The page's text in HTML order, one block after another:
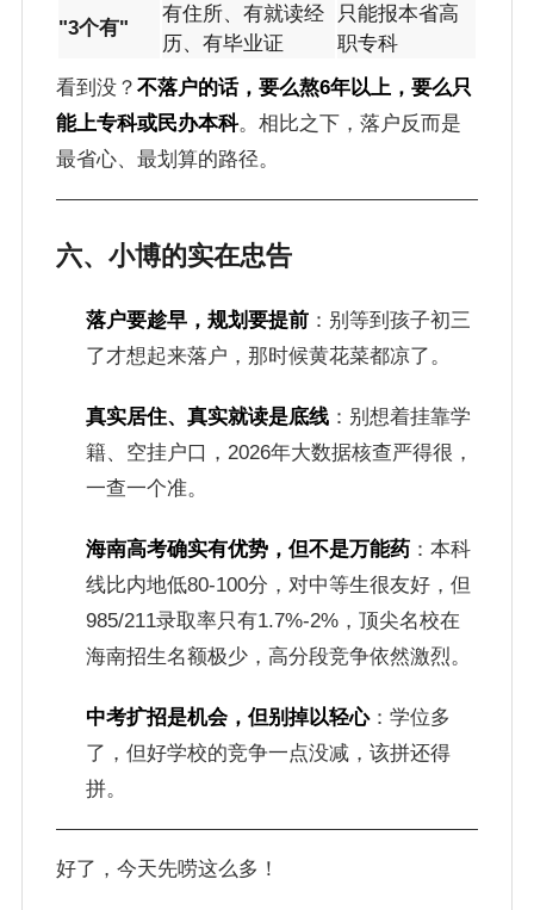
"3个有"
有住所、有就读经
历、有毕业证
只能报本省高
职专科
看到没？ 不落户的话，要么熬6年以上，要么只
能上专科或民办本科。相比之下，落户反而是
最省心、最划算的路径。
六、小博的实在忠告
落户要趁早，规划要提前：别等到孩子初三
了才想起来落户，那时候黄花菜都凉了。
真实居住、真实就读是底线：别想着挂靠学
籍、空挂户口，2026年大数据核查严得很，
一查一个准。
海南高考确实有优势，但不是万能药：本科
线比内地低80-100分，对中等生很友好，但
985/211录取率只有1.7%-2%，顶尖名校在
海南招生名额极少，高分段竞争依然激烈。
中考扩招是机会，但别掉以轻心：学位多
了，但好学校的竞争一点没减，该拼还得
拼。
好了，今天先唠这么多！